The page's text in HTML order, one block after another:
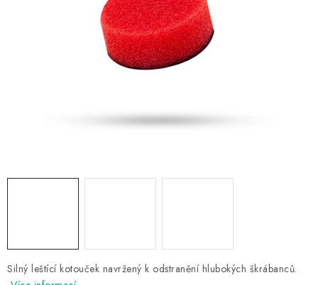
BYDLENÍ
Silný leštící kotouček navržený k odstranění hlubokých škrábanců.